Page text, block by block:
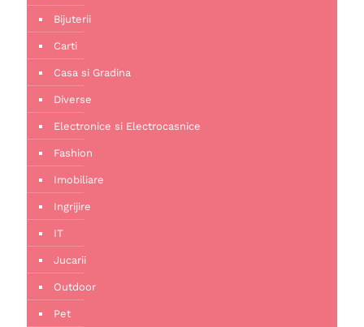
Bijuterii
Carti
Casa si Gradina
Diverse
Electronice si Electrocasnice
Fashion
Imobiliare
Ingrijire
IT
Jucarii
Outdoor
Pet